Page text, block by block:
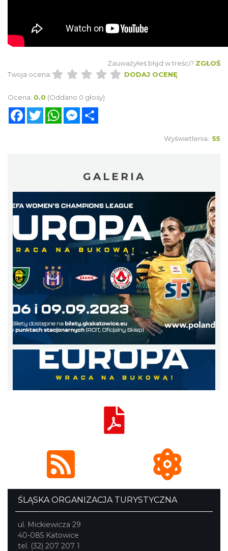
Zauważyłeś błąd w treści? ZGŁOŚ
Twoja ocena:
DODAJ OCENĘ
Ocena: 0.0 (Oddano 0 głosy)
FacebookTwitterWhatsAppMessenger
Wyświetlenia: 55
GALERIA
ŚLĄSKA ORGANIZACJA TURYSTYCZNA
ul. Mickiewicza 29
40-085 Katowice
tel. (32) 207 207 1